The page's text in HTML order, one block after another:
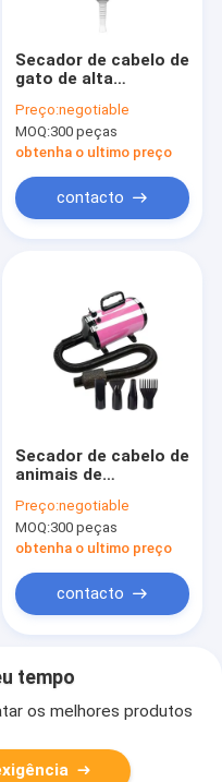
Secador de cabelo de
gato de alta
com 3 engrenagens
Velocidade do vento
para cabelo liso
Preço:negotiable
MOQ:300 peças
obtenha o ultimo preço
contacto
Secador de cabelo de
animais de
velocidade de 3800W
com 4 bicos de ar e
controle de
inteligente NTC
Preço:negotiable
MOQ:300 peças
obtenha o ultimo preço
contacto
tempo
os melhores produtos